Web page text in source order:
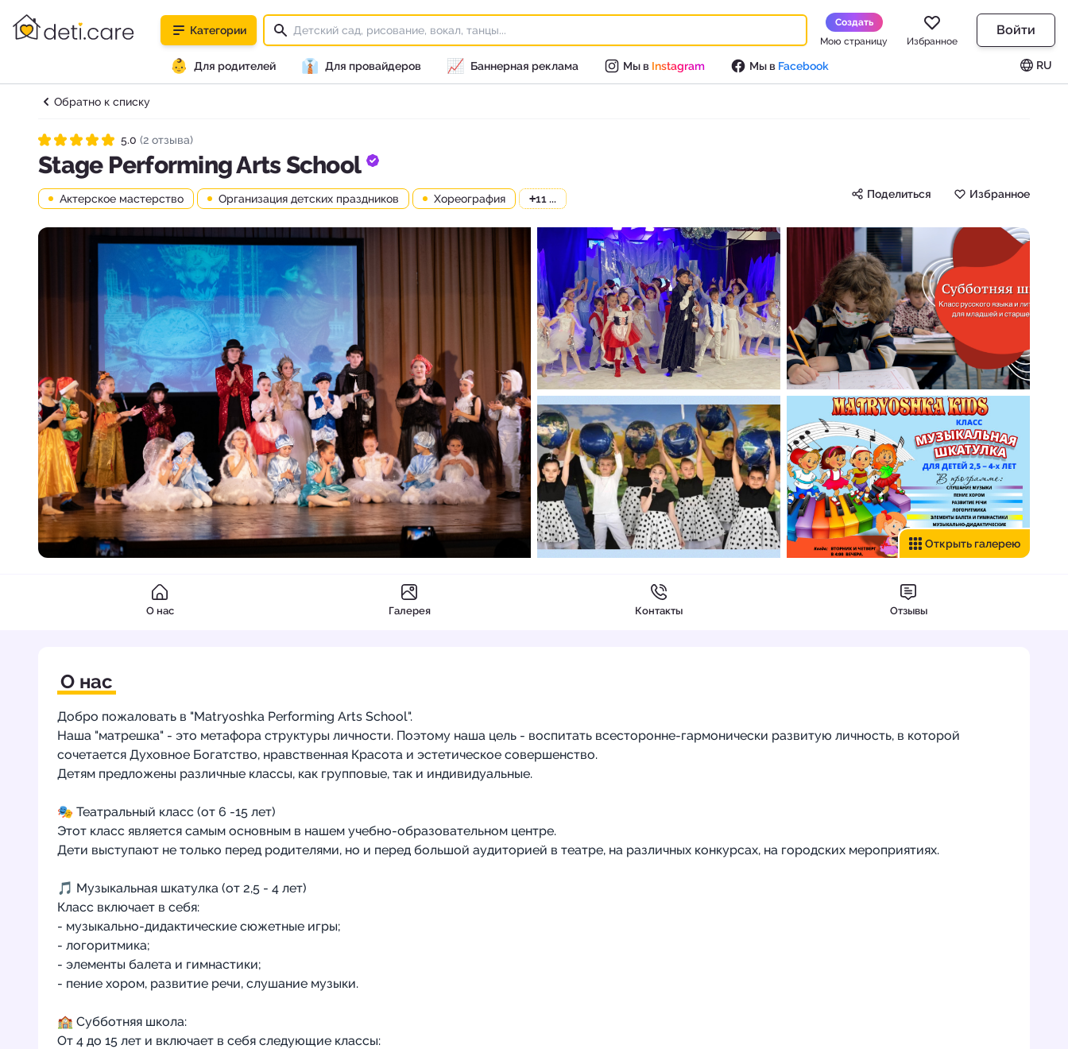
deti.care
Категории
Создать
Мою страницу
Избранное
Войти
👶 Для родителей 👔 Для провайдеров 📈 Баннерная реклама Мы в Instagram Мы в Facebook RU
Обратно к списку
Рейтинг 5.0 из 5
5.0 (2 отзыва)
Stage Performing Arts School
Актерское мастерство Организация детских праздников Хореография +11 ... Поделиться Избранное
Открыть галерею
О нас Галерея Контакты Отзывы
О нас
Добро пожаловать в "Matryoshka Performing Arts School".
Наша "матрешка" - это метафора структуры личности. Поэтому наша цель - воспитать всесторонне-гармонически развитую личность, в которой
сочетается Духовное Богатство, нравственная Красота и эстетическое совершенство.
Детям предложены различные классы, как групповые, так и индивидуальные.
🎭 Театральный класс (от 6 -15 лет)
Этот класс является самым основным в нашем учебно-образовательном центре.
Дети выступают не только перед родителями, но и перед большой аудиторией в театре, на различных конкурсах, на городских мероприятиях.
🎵 Музыкальная шкатулка (от 2,5 - 4 лет)
Класс включает в себя:
- музыкально-дидактические сюжетные игры;
- логоритмика;
- элементы балета и гимнастики;
- пение хором, развитие речи, слушание музыки.
🏫 Субботняя школа:
От 4 до 15 лет и включает в себя следующие классы: